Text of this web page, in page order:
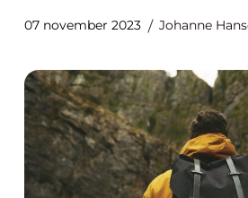
07 november 2023 Johanne